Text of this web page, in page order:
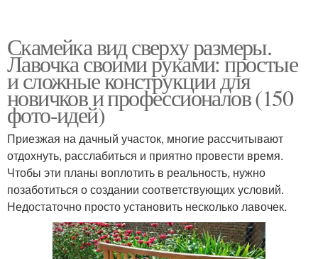
Скамейка вид сверху размеры.
Лавочка своими руками: простые
и сложные конструкции для
новичков и профессионалов (150
фото-идей)
Приезжая на дачный участок, многие рассчитывают
отдохнуть, расслабиться и приятно провести время.
Чтобы эти планы воплотить в реальность, нужно
позаботиться о создании соответствующих условий.
Недостаточно просто установить несколько лавочек.